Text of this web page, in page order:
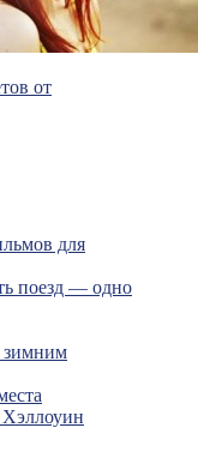
от
для
поезд — одно
зимним